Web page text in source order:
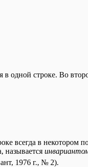
одной строке. Во
всегда в некотором
называется
1976 г., № 2).